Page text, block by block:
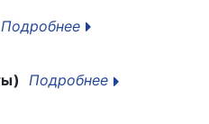
Подробнее
Подробнее